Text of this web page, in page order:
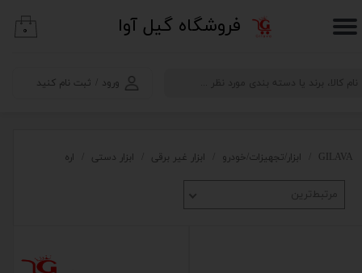
​فروشگاه گیل آوا
ورود ثبت نام کنید
حساب کاربری من
۰
GILAVA ابزار/تجهیزات/خودرو ابزار غیر برقی ابزار دستی اره
مرتبط‌ترین